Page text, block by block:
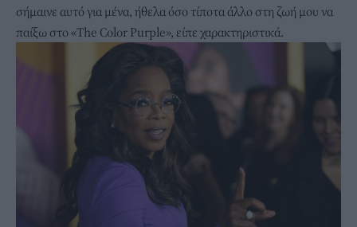
σήμαινε αυτό για μένα, ήθελα όσο τίποτα άλλο στη ζωή μου να
παίξω στο «The Color Purple», είπε χαρακτηριστικά.